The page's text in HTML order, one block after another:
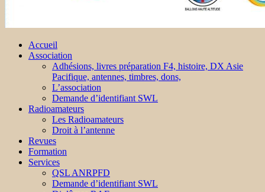
Accueil
Association
Adhésions, livres préparation F4, histoire, DX Asie
Pacifique, antennes, timbres, dons,
L’association
Demande d’identifiant SWL
Radioamateurs
Les Radioamateurs
Droit à l’antenne
Revues
Formation
Services
QSL ANRPFD
Demande d’identifiant SWL